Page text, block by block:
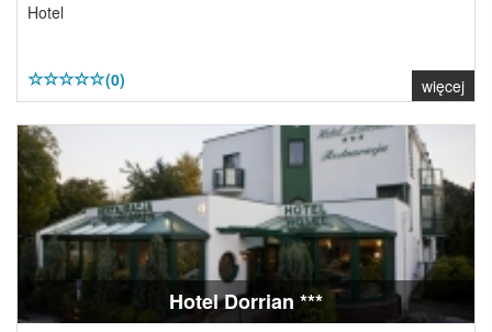
Hotel
(0) więcej
Hotel Dorrian ***